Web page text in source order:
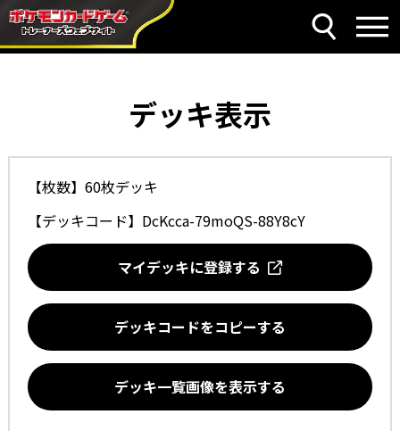
デッキ表示
【枚数】60枚デッキ
【デッキコード】 DcKcca-79moQS-88Y8cY
マイデッキに登録する
デッキコードをコピーする
デッキ一覧画像を表示する